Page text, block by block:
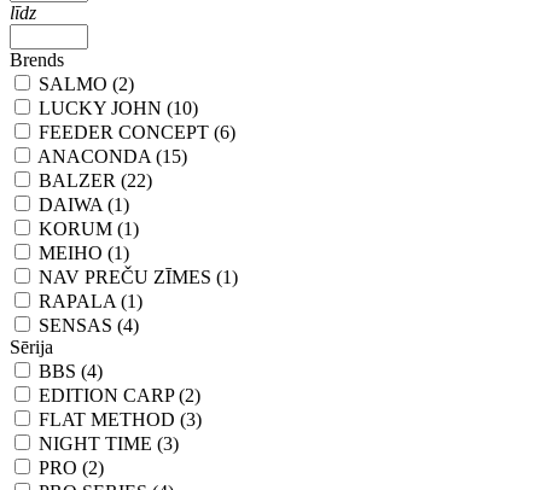
līdz
Brends
SALMO (2)
LUCKY JOHN (10)
FEEDER CONCEPT (6)
ANACONDA (15)
BALZER (22)
DAIWA (1)
KORUM (1)
MEIHO (1)
NAV PREČU ZĪMES (1)
RAPALA (1)
SENSAS (4)
Sērija
BBS (4)
EDITION CARP (2)
FLAT METHOD (3)
NIGHT TIME (3)
PRO (2)